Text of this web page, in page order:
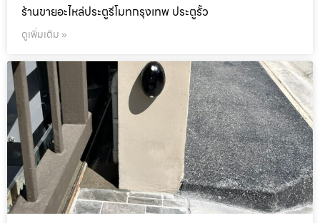
ร้านขายอะไหล่ประตูรีโมทกรุงเทพ ประตูรั้ว
ดูเพิ่มเติม »